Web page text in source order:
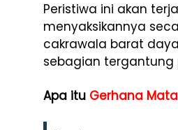
Peristiwa ini akan
menyaksikannya
cakrawala barat
sebagian tergantung
Apa itu Gerhana